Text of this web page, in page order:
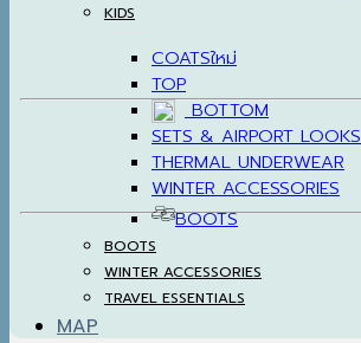
KIDS
COATS
TOP
BOTTOM
SETS & AIRPORT LOOKS
THERMAL UNDERWEAR
WINTER ACCESSORIES
BOOTS
BOOTS
WINTER ACCESSORIES
TRAVEL ESSENTIALS
MAP